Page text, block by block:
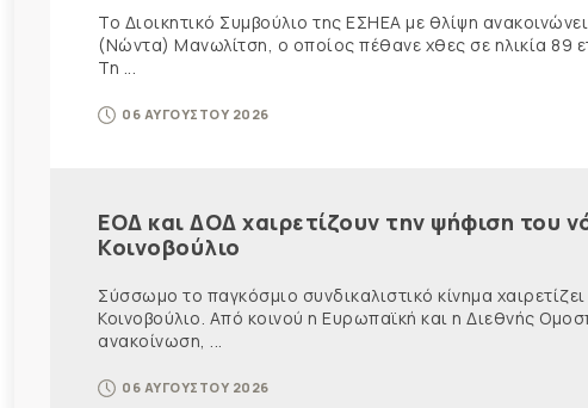
Το Διοικητικό Συμβούλιο της ΕΣΗΕΑ με θλίψη
(Νώντα) Μανωλίτση, ο οποίος πέθανε χθες σε ηλικία 89
Τη ...
06 ΑΥΓΟΥΣΤΟΥ 2026
ΕΟΔ και ΔΟΔ χαιρετίζουν την ψήφιση του
Κοινοβούλιο
Σύσσωμο το παγκόσμιο συνδικαλιστικό κίνημα
Κοινοβούλιο. Από κοινού η Ευρωπαϊκή και η Διεθνής
ανακοίνωση, ...
06 ΑΥΓΟΥΣΤΟΥ 2026